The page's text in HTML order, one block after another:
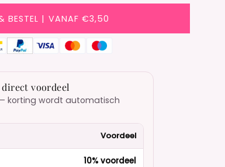
BESTEL | VANAF €3,50
voordeel
korting wordt automatisch
Voordeel
10% voordeel